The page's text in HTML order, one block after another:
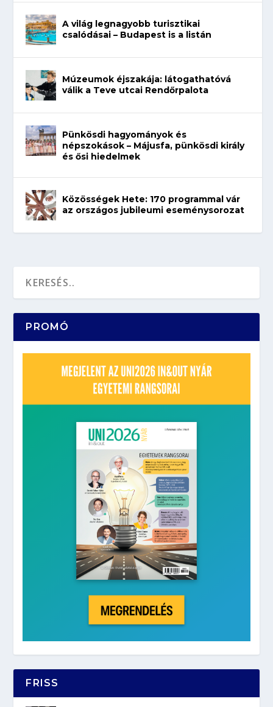
A világ legnagyobb turisztikai
csalódásai – Budapest is a listán
Múzeumok éjszakája: látogathatóvá
válik a Teve utcai Rendőrpalota
Pünkösdi hagyományok és
népszokások – Májusfa, pünkösdi király
és ősi hiedelmek
Közösségek Hete: 170 programmal vár
az országos jubileumi eseménysorozat
PROMÓ
FRISS